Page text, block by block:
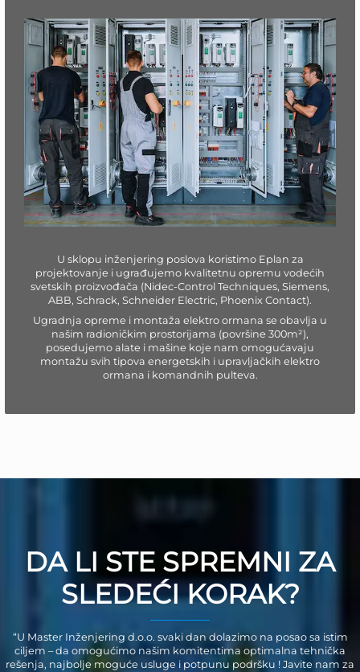
U sklopu inženjering poslova koristimo Eplan za
projektovanje i ugrađujemo kvalitetnu opremu vodećih
svetskih proizvođača (Nidec-Control Techniques, Siemens,
ABB, Schrack, Schneider Electric, Phoenix Contact).
Ugradnja opreme i montaža elektro ormana se obavlja u
našim radioničkim prostorijama (površine 300m²),
posedujemo alate i mašine koje nam omogućavaju
montažu svih tipova energetskih i upravljačkih elektro
ormana i komandnih pulteva.
DA LI STE SPREMNI ZA
SLEDEĆI KORAK?
“U Master Inženjering d.o.o. svaki dan dolazimo na posao sa istim
ciljem – da omogućimo našim komitentima optimalna tehnička
rešenja, najbolje moguće usluge i potpunu podršku ! Javite nam za